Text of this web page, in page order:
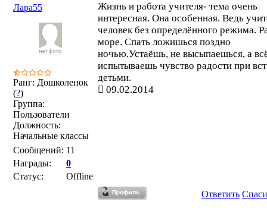
Лара55
Ранг: Дошколенок
(?)
Группа:
Пользователи
Должность:
Начальные классы
Сообщений: 11
Награды:
0
Статус:
Offline
Жизнь и работа учителя- тема очень
интересная. Она особенная. Ведь
человек без определённого режима.
море. Спать ложишься поздно
ночью.Устаёшь, не высыпаешься, а
испытываешь чувство радости при
детьми.
09.02.2014
Ответить